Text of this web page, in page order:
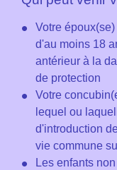
Votre
d'au moins 18
antérieur à la
de protection
Votre
lequel ou
d'introduction
vie commune
Les enfants